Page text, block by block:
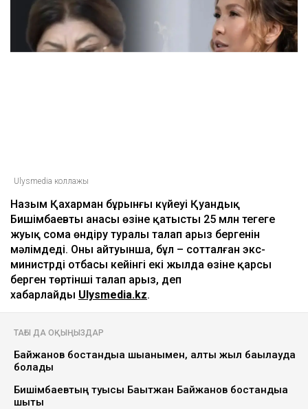
Ulysmedia коллажы
Назым Қахарман бұрынғы күйеуі Қуандық
Бишімбаевтың анасы өзіне қатысты 25 млн теңгеге
жуық сома өндіру туралы талап арыз бергенін
мәлімдеді. Оның айтуынша, бұл – сотталған экс-
министрдің отбасы кейінгі екі жылда өзіне қарсы
берген төртінші талап арыз, деп
хабарлайды Ulysmedia.kz.
ТАҒЫ ДА ОҚЫҢЫЗДАР
Байжанов бостандыққа шыққанымен, алты жыл бақылауда
болады
Бишімбаевтың туысы Бақытжан Байжанов бостандыққа
шықты